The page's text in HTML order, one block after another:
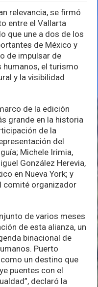
relevancia, se firmó
entre el Vallarta
que une a dos de los
de México y
de impulsar de
el turismo
y la visibilidad
de la edición
grande en la historia
de la
del
Michele Irimia,
González Herevia,
en Nueva York; y
comité organizador
de varios meses
de esta alianza, un
binacional de
Puerto
un destino que
puentes con el
declaró la